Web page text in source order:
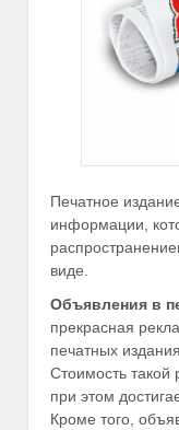
Печатное
информации,
виде.
Объявления в
прекрасная
печатных
Стоимость
при этом
Кроме того,